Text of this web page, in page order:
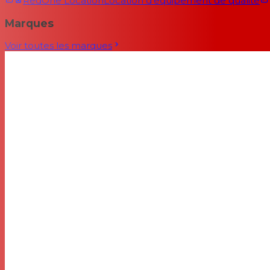
Marques
Voir toutes les marques